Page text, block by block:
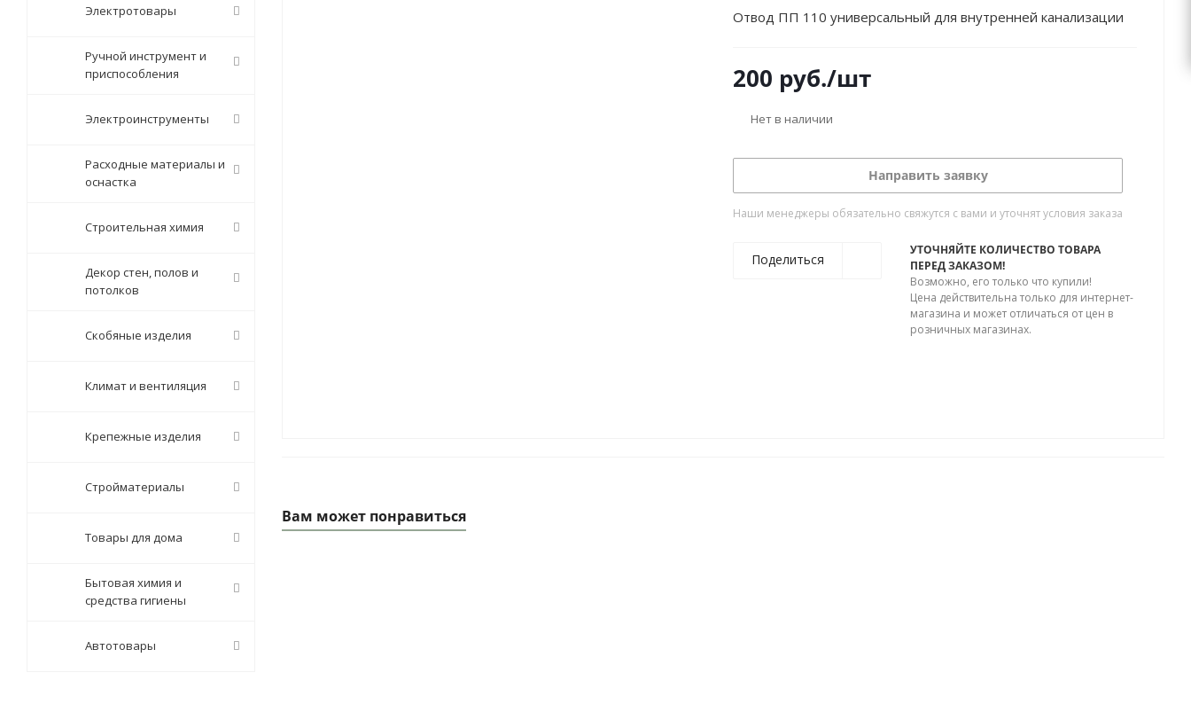
Отвод ПП 110 универсальный для внутренней канализации
200 руб./шт
Нет в наличии
Направить заявку
Наши менеджеры обязательно свяжутся с вами и уточнят условия заказа
Поделиться
УТОЧНЯЙТЕ КОЛИЧЕСТВО ТОВАРА
ПЕРЕД ЗАКАЗОМ!
Возможно, его только что купили!
Цена действительна только для интернет-
магазина и может отличаться от цен в
розничных магазинах.
Вам может понравиться
Электротовары
Ручной инструмент и
приспособления
Электроинструменты
Расходные материалы и
оснастка
Строительная химия
Декор стен, полов и
потолков
Скобяные изделия
Климат и вентиляция
Крепежные изделия
Стройматериалы
Товары для дома
Бытовая химия и
средства гигиены
Автотовары